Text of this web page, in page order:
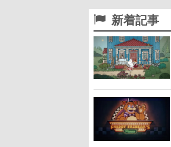
新着記事